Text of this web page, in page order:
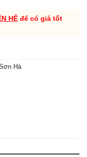
HỆ để có giá tốt
Hà